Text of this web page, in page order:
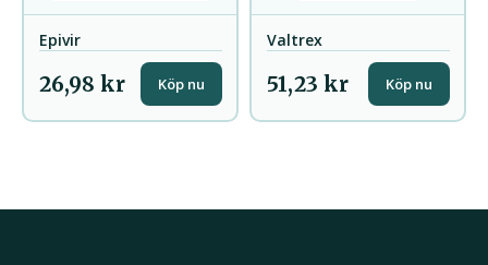
Epivir
26,98 kr Köp nu
Valtrex
51,23 kr Köp nu